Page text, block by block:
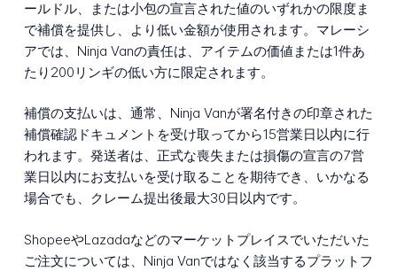
ールドル、または小包の宣言された値のいずれかの限度ま
で補償を提供し、より低い金額が使用されます。マレーシ
アでは、Ninja Vanの責任は、アイテムの価値または1件あ
たり200リンギの低い方に限定されます。
補償の支払いは、通常、Ninja Vanが署名付きの印章された
補償確認ドキュメントを受け取ってから15営業日以内に行
われます。発送者は、正式な喪失または損傷の宣言の7営
業日以内にお支払いを受け取ることを期待でき、いかなる
場合でも、クレーム提出後最大30日以内です。
ShopeeやLazadaなどのマーケットプレイスでいただいた
ご注文については、Ninja Vanではなく該当するプラットフ